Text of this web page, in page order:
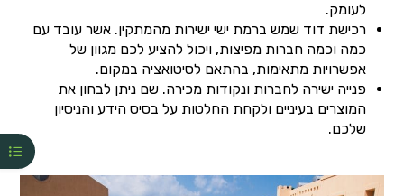
לעומק.
רכישת דוד שמש ברמת ישי ישירות מהמתקין. אשר עובד עם
כמה וכמה חברות מפיצות, ויכול להציע לכם מגוון של
אפשרויות מתאימות, בהתאם לסיטואציה במקום.
פנייה ישירה לחברות ונקודות מכירה. שם ניתן לבחון את
המוצרים בעיניים ולקחת החלטות על בסיס הידע והניסיון
שלכם.